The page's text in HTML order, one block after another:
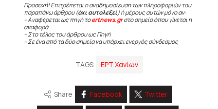
Προσοχή! Επιτρέπεται η αναδημοσίευση των πληροφοριών του
παραπάνω άρθρου (όχι αυτολεξεί) ή μέρους αυτών μόνο αν:
– Αναφέρεται ως πηγή τοertnews.grστο σημείο όπου γίνεται η
αναφορά.
– Στο τέλος του άρθρου ως Πηγή
– Σε ένα από τα δύο σημεία να υπάρχει ενεργός σύνδεσμος
TAGS ΕΡΤ Χανίων
Share Facebook Twitter